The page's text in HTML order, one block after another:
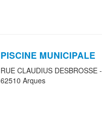
PISCINE MUNICIPALE
RUE CLAUDIUS DESBROSSE -
62510 Arques